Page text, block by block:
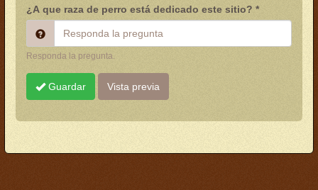
¿A que raza de perro está dedicado este sitio? *
Responda la pregunta.
Guardar Vista previa